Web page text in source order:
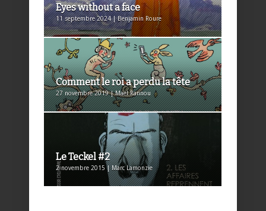
Eyes without a face
11 septembre 2024 | Benjamin Roure
Comment le roi a perdu la tête
27 novembre 2019 | Maël Rannou
Le Teckel #2
2 novembre 2015 | Marc Lamonzie